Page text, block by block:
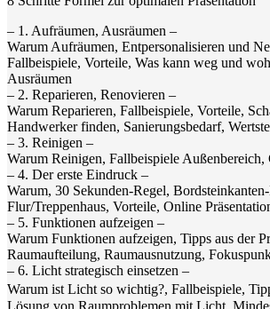
– 1. Aufräumen, Ausräumen –
Warum Aufräumen, Entpersonalisieren und
Fallbeispiele, Vorteile, Was kann weg und
Ausräumen
– 2. Reparieren, Renovieren –
Warum Reparieren, Fallbeispiele, Vorteile,
Handwerker finden, Sanierungsbedarf,
– 3. Reinigen –
Warum Reinigen, Fallbeispiele Außenbereich,
– 4. Der erste Eindruck –
Warum, 30 Sekunden-Regel,
Flur/Treppenhaus, Vorteile, Online
– 5. Funktionen aufzeigen –
Warum Funktionen aufzeigen, Tipps aus der
Raumaufteilung, Raumausnutzung,
– 6. Licht strategisch einsetzen –
Warum ist Licht so wichtig?, Fallbeispiele,